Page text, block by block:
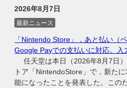
2026年8月7日
最新ニュース
「Nintendo Store」，あと払い（
Google Payでの支払いに対応。入
任天堂は本日（2026年8月7日
トア「NintendoStore」で，新た
能になったことを発表した。この